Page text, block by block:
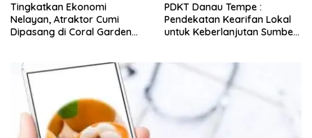
Ekonomi
Atraktor Cumi
di Coral Garden
PDKT Danau Tempe :
Pendekatan Kearifan Lokal
untuk Keberlanjutan Sumber